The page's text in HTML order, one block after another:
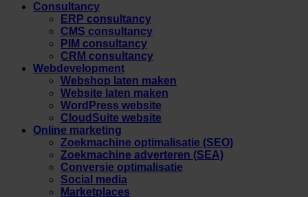
Consultancy
ERP consultancy
CMS consultancy
PIM consultancy
CRM consultancy
Webdevelopment
Webshop laten maken
Website laten maken
WordPress website
CloudSuite website
Online marketing
Zoekmachine optimalisatie (SEO)
Zoekmachine adverteren (SEA)
Conversie optimalisatie
Social media
Marketplaces